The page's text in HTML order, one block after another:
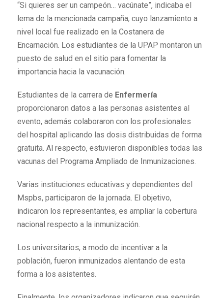
“Si quieres ser un campeón… vacúnate”, indicaba el
lema de la mencionada campaña, cuyo lanzamiento a
nivel local fue realizado en la Costanera de
Encarnación. Los estudiantes de la UPAP montaron un
puesto de salud en el sitio para fomentar la
importancia hacia la vacunación.
Estudiantes de la carrera de Enfermería
proporcionaron datos a las personas asistentes al
evento, además colaboraron con los profesionales
del hospital aplicando las dosis distribuidas de forma
gratuita. Al respecto, estuvieron disponibles todas las
vacunas del Programa Ampliado de Inmunizaciones.
Varias instituciones educativas y dependientes del
Mspbs, participaron de la jornada. El objetivo,
indicaron los representantes, es ampliar la cobertura
nacional respecto a la inmunización.
Los universitarios, a modo de incentivar a la
población, fueron inmunizados alentando de esta
forma a los asistentes.